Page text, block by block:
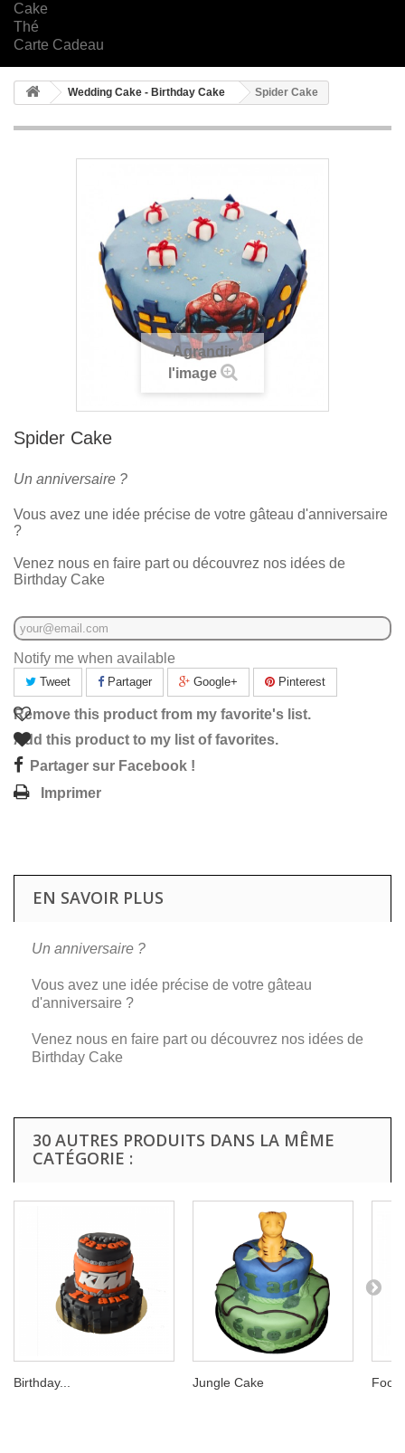
Cake
Thé
Carte Cadeau
Wedding Cake - Birthday Cake Spider Cake
Agrandir
l'image
Spider Cake
Un anniversaire ?
Vous avez une idée précise de votre gâteau d'anniversaire
?
Venez nous en faire part ou découvrez nos idées de
Birthday Cake
Notify me when available
Tweet Partager Google+ Pinterest
Remove this product from my favorite's list.
Add this product to my list of favorites.
Partager sur Facebook !
Imprimer
EN SAVOIR PLUS
Un anniversaire ?
Vous avez une idée précise de votre gâteau
d'anniversaire ?
Venez nous en faire part ou découvrez nos idées de
Birthday Cake
30 AUTRES PRODUITS DANS LA MÊME
CATÉGORIE :
Birthday... Jungle Cake Foot